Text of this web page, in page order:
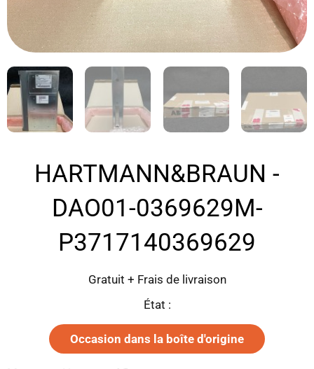
HARTMANN&BRAUN -
DAO01-0369629M-
P3717140369629
Gratuit + Frais de livraison
État :
Occasion dans la boîte d'origine